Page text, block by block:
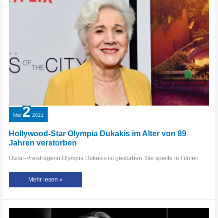
gestorben
Mai 2 2021
Hollywood-Star Olympia Dukakis im Alter von 89
Jahren verstorben
Oscar-Preisträgerin Olympia Dukakis ist gestorben. Sie spielte in Filmen
Hollywood-
im
Mehr lesen »